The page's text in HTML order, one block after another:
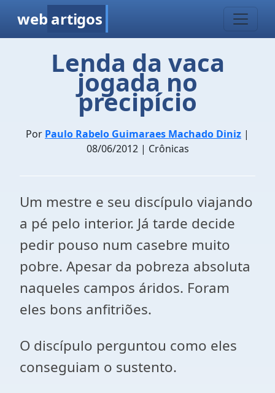
web artigos
Lenda da vaca
jogada no
precipício
Por Paulo Rabelo Guimaraes Machado Diniz |
08/06/2012 | Crônicas
Um mestre e seu discípulo viajando
a pé pelo interior. Já tarde decide
pedir pouso num casebre muito
pobre. Apesar da pobreza absoluta
naqueles campos áridos. Foram
eles bons anfitriões.
O discípulo perguntou como eles
conseguiam o sustento.